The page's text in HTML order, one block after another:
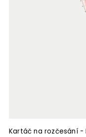
Kartáč na rozčesání -